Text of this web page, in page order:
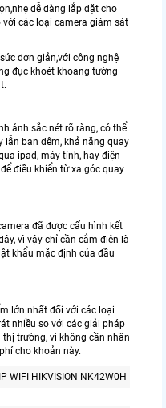
dễ dàng lắp đặt cho
các loại camera giám sát
đơn giản,với công nghệ
đục khoét khoang tường
ảnh sắc nét rõ ràng, có thể
ban đêm, khả năng quay
ipad, máy tính, hay điện
điều khiển từ xa góc quay
đã được cấu hình kết
vì vậy chỉ cần cắm điện là
khẩu mặc định của đầu
lớn nhất đối với các loại
nhiều so với các giải pháp
trường, vì không cần nhân
cho khoản này.
WIFI HIKVISION NK42W0H